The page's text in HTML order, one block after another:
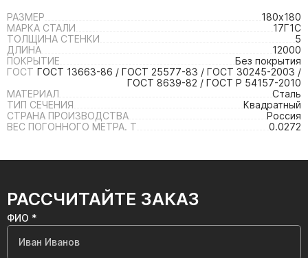
РАЗМЕР
180х180
МАРКА СТАЛИ
17Г1С
ТОЛЩИНА СТЕНКИ
5
ДЛИНА
12000
ПОКРЫТИЕ
Без покрытия
ГОСТ ГОСТ 13663-86 / ГОСТ 25577-83 / ГОСТ 30245-2003 /
ГОСТ 8639-82 / ГОСТ Р 54157-2010
МАТЕРИАЛ
Сталь
ТИП СЕЧЕНИЯ
Квадратный
СТРАНА ПРОИЗВОДСТВА
Россия
ВЕС ПОГОННОГО МЕТРА. Т
0.0272
РАССЧИТАЙТЕ ЗАКАЗ
ФИО *